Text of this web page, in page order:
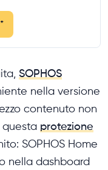
*
SOPHOS
nella versione
contenuto non
protezione
SOPHOS Home
nella dashboard